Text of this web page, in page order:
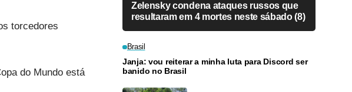
torcedores
do Mundo está
Zelensky condena ataques russos que
resultaram em 4 mortes neste sábado (8)
Brasil
Janja: vou reiterar a minha luta para Discord ser
banido no Brasil